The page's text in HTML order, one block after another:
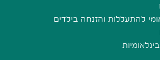
להתעללות והזנחה בילדים